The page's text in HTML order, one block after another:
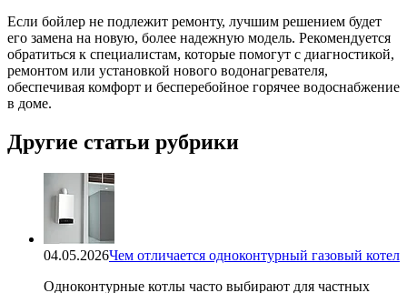
Если бойлер не подлежит ремонту, лучшим решением будет
его замена на новую, более надежную модель. Рекомендуется
обратиться к специалистам, которые помогут с диагностикой,
ремонтом или установкой нового водонагревателя,
обеспечивая комфорт и бесперебойное горячее водоснабжение
в доме.
Другие статьи рубрики
04.05.2026Чем отличается одноконтурный газовый котел
Одноконтурные котлы часто выбирают для частных